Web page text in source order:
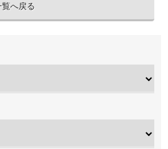
覧へ戻る